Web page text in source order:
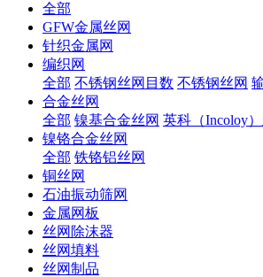
全部
GFW金属丝网
针织金属网
编织网
全部 不锈钢丝网目数 不锈钢丝网
合金丝网
全部 镍基合金丝网 英科（Incoloy
镍铬合金丝网
全部 铁铬铝丝网
铜丝网
石油振动筛网
金属网板
丝网除沫器
丝网填料
丝网制品